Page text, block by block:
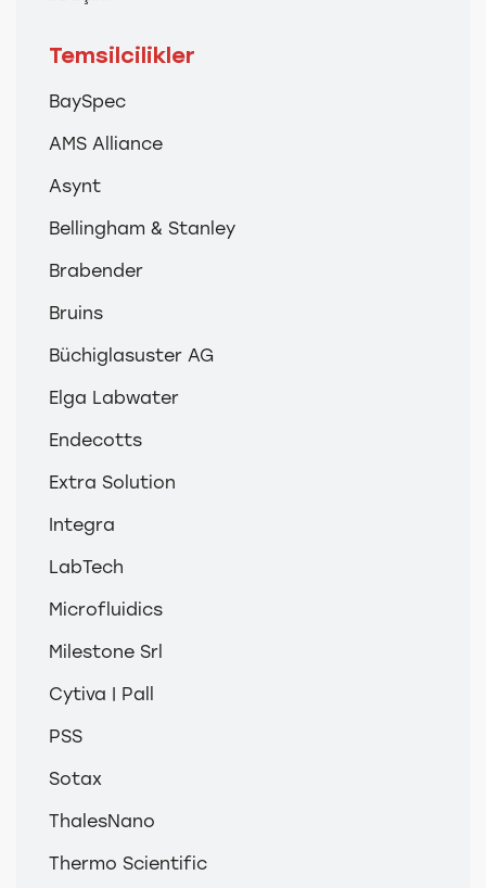
Temsilcilikler
BaySpec
AMS Alliance
Asynt
Bellingham & Stanley
Brabender
Bruins
Büchiglasuster AG
Elga Labwater
Endecotts
Extra Solution
Integra
LabTech
Microfluidics
Milestone Srl
Cytiva | Pall
PSS
Sotax
ThalesNano
Thermo Scientific